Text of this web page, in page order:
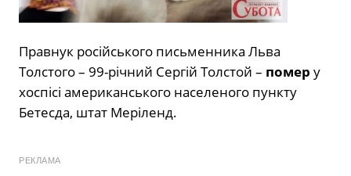
Правнук російського письменника Льва
Толстого – 99-річний Сергій Толстой – помер у
хоспісі американського населеного пункту
Бетесда, штат Меріленд.
РЕКЛАМА